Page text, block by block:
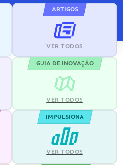
ARTIGOS
VER TODOS
GUIA DE INOVAÇÃO
VER TODOS
IMPULSIONA
VER TODOS